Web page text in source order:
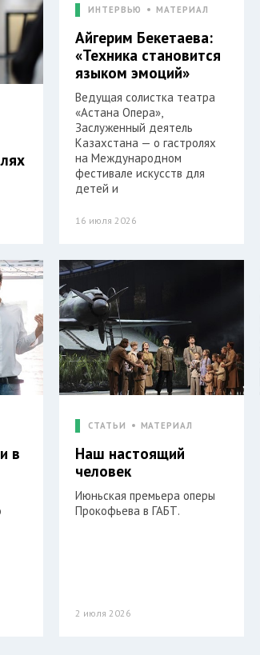
ИНТЕРВЬЮ МАТЕРИАЛ
Айгерим Бекетаева:
«Техника становится
языком эмоций»
Ведущая солистка театра
«Астана Опера»,
Заслуженный деятель
Казахстана — о гастролях
на Международном
фестивале искусств для
детей и
16 июля 2026
в
СТАТЬИ МАТЕРИАЛ
Наш настоящий
человек
Июньская премьера оперы
Прокофьева в ГАБТ.
2 июля 2026